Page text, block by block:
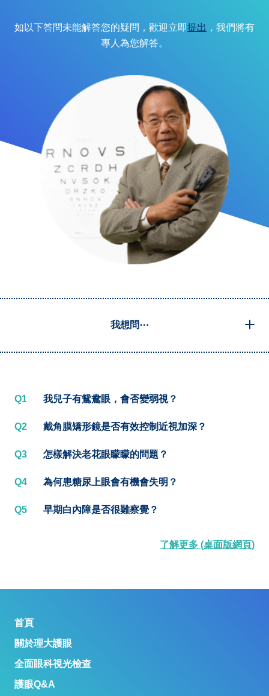
如以下答問未能解答您的疑問，歡迎立即提出 ，我們將有
專人為您解答。
我想問⋯
Q1 我兒子有鴛鴦眼，會否變弱視？
Q2 戴角膜矯形鏡是否有效控制近視加深？
Q3 怎樣解決老花眼矇矇的問題？
Q4 為何患糖尿上眼會有機會失明？
Q5 早期白內障是否很難察覺？
了解更多 (桌面版網頁)
首頁
關於理大護眼
全面眼科視光檢查
護眼Q&A